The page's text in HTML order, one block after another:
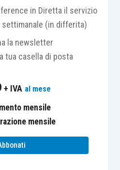
tra i suoi beni
costruzione e l’esercizio
incentivi economici per la
rinnovabile , tuttavia, la
risultavavittoriosa
pertanto
in Diretta il servizio
settimanale (in differita)
la newsletter
tua casella di posta
+ IVA al mese
mensile
mensile